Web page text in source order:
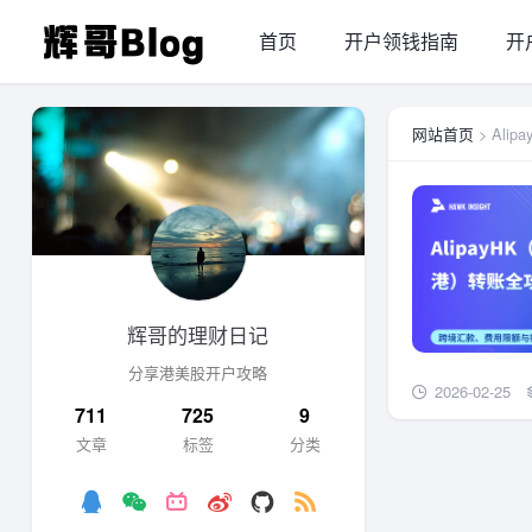
首页 开户领钱指南 开
网站首页 >
2026-02-25
辉哥的理财日记
分享港美股开户攻略
711
文章
725
标签
9
分类